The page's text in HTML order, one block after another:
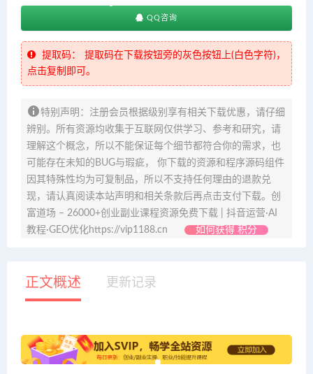
QQ咨询
提取码：
提取码在下载按钮旁的灰色按钮上(白色字符)，
点击复制即可。
特别声明：注册会员根据级别享有相关下载优惠，请仔细
辨别。所有资源均收集于互联网仅供学习、参考和研究，请
理解这个概念，所以不能保证每个细节都符合你的需求，也
可能存在未知的BUG与瑕疵， 你下载的资源和程序源码组件
因其特殊性均为可复制品，所以不支持任何理由的退款兑
现，请认真阅读本站声明和相关条款后再点击支付下载。创
富道场 – 26000+创业副业课程资源免费下载 | 抖音运营·AI
教程·GEO优化https://vip1188.cn
如何获得 积分
正文概述 更新记录